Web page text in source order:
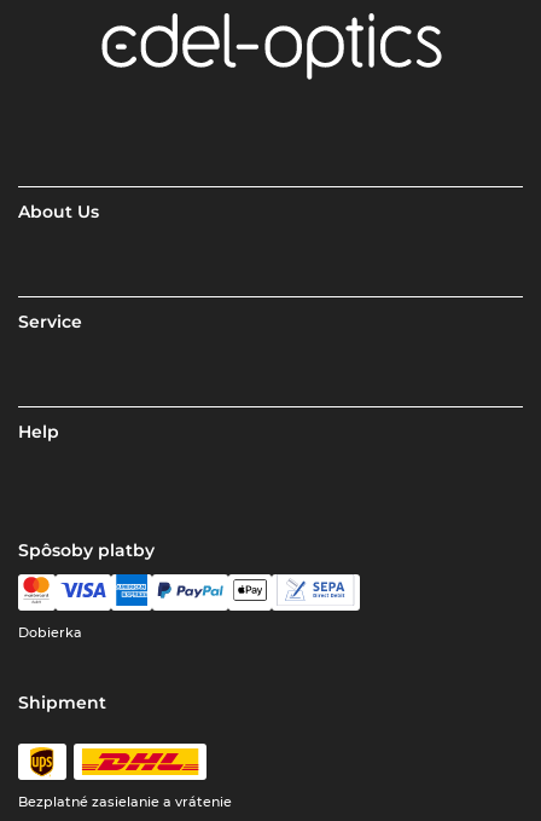
About Us
Service
Help
Spôsoby platby
Dobierka
Shipment
Bezplatné zasielanie a vrátenie